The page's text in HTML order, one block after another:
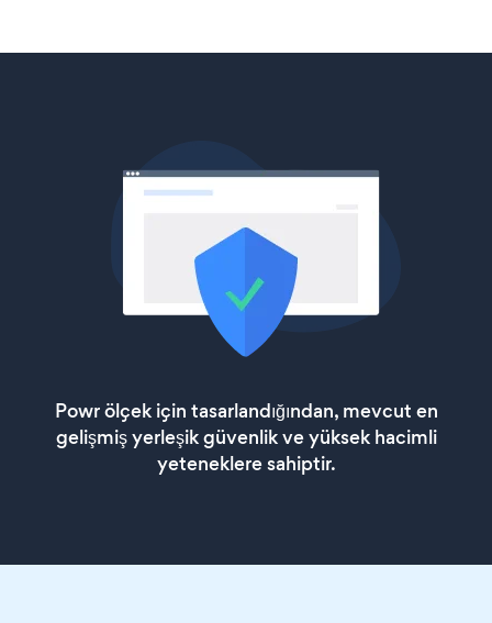
Powr ölçek için tasarlandığından, mevcut en
gelişmiş yerleşik güvenlik ve yüksek hacimli
yeteneklere sahiptir.